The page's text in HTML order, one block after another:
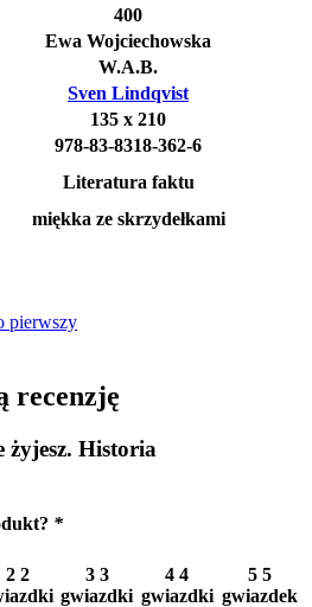
400
Ewa Wojciechowska
W.A.B.
Sven Lindqvist
135 x 210
978-83-8318-362-6
Literatura faktu
miękka ze skrzydełkami
pierwszy
recenzję
żyjesz. Historia
*
2 2
3 3
gwiazdki
4 4
gwiazdki
5 5
gwiazdek